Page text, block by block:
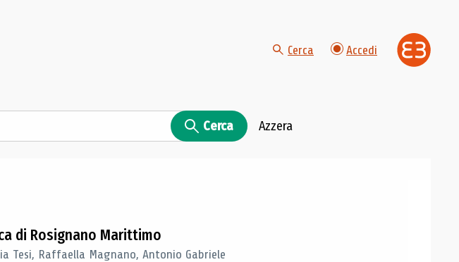
Cerca Accedi
Cerca Azzera
di Rosignano Marittimo
Tesi, Raffaella Magnano, Antonio Gabriele